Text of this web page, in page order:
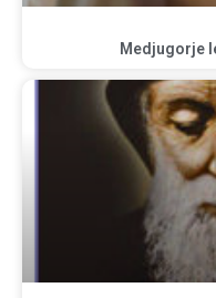
Medjugorje